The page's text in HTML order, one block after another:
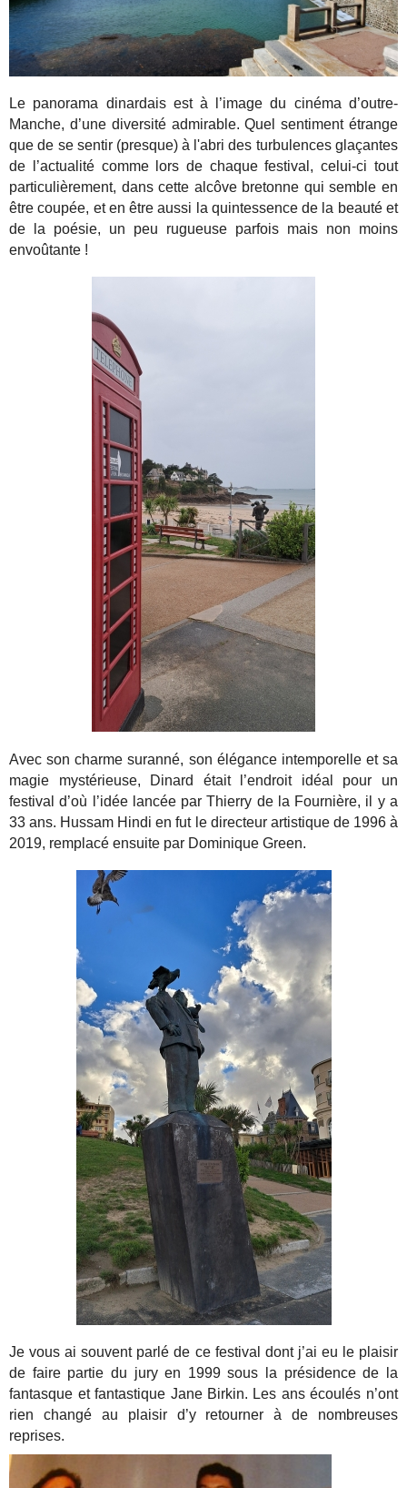
Le panorama dinardais est à l’image du cinéma d’outre-
Manche, d’une diversité admirable. Quel sentiment étrange
que de se sentir (presque) à l'abri des turbulences glaçantes
de l’actualité comme lors de chaque festival, celui-ci tout
particulièrement, dans cette alcôve bretonne qui semble en
être coupée, et en être aussi la quintessence de la beauté et
de la poésie, un peu rugueuse parfois mais non moins
envoûtante !
Avec son charme suranné, son élégance intemporelle et sa
magie mystérieuse, Dinard était l’endroit idéal pour un
festival d’où l’idée lancée par Thierry de la Fournière, il y a
33 ans. Hussam Hindi en fut le directeur artistique de 1996 à
2019, remplacé ensuite par Dominique Green.
Je vous ai souvent parlé de ce festival dont j’ai eu le plaisir
de faire partie du jury en 1999 sous la présidence de la
fantasque et fantastique Jane Birkin. Les ans écoulés n’ont
rien changé au plaisir d’y retourner à de nombreuses
reprises.